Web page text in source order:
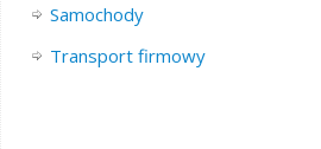
Samochody
Transport firmowy